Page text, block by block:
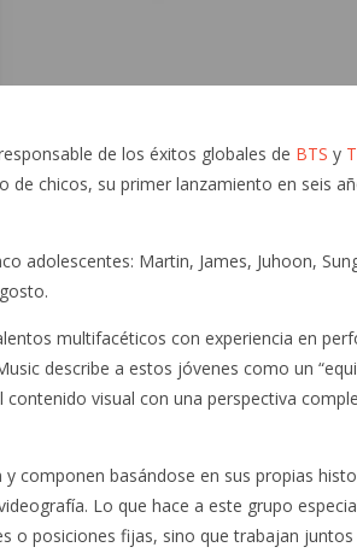
de los éxitos globales de BTS y
de chicos, su primer lanzamiento en seis
adolescentes: Martin, James, Juhoon,
multifacéticos con experiencia en
describe a estos jóvenes como un
contenido visual con una perspectiva
componen basándose en sus propias
Lo que hace a este grupo
o posiciones fijas, sino que trabajan